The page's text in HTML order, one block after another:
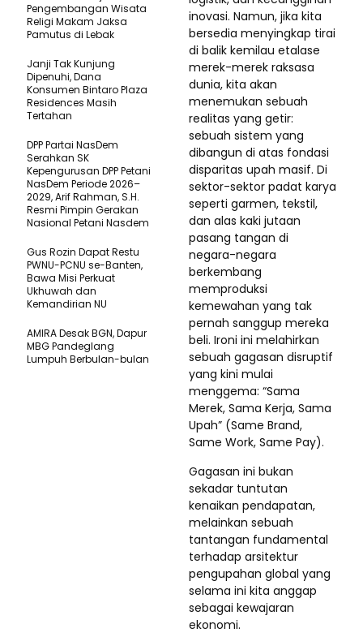
inovasi. Namun, jika kita
bersedia menyingkap tirai
di balik kemilau etalase
merek-merek raksasa
dunia, kita akan
menemukan sebuah
realitas yang getir:
sebuah sistem yang
dibangun di atas fondasi
disparitas upah masif. Di
sektor-sektor padat karya
seperti garmen, tekstil,
dan alas kaki jutaan
pasang tangan di
negara-negara
berkembang
memproduksi
kemewahan yang tak
pernah sanggup mereka
beli. Ironi ini melahirkan
sebuah gagasan disruptif
yang kini mulai
menggema: “Sama
Merek, Sama Kerja, Sama
Upah” (Same Brand,
Same Work, Same Pay).
Gagasan ini bukan
sekadar tuntutan
kenaikan pendapatan,
melainkan sebuah
tantangan fundamental
terhadap arsitektur
pengupahan global yang
selama ini kita anggap
sebagai kewajaran
ekonomi.
Pengembangan Wisata
Religi Makam Jaksa
Pamutus di Lebak
Janji Tak Kunjung
Dipenuhi, Dana
Konsumen Bintaro Plaza
Residences Masih
Tertahan
DPP Partai NasDem
Serahkan SK
Kepengurusan DPP Petani
NasDem Periode 2026–
2029, Arif Rahman, S.H.
Resmi Pimpin Gerakan
Nasional Petani Nasdem
Gus Rozin Dapat Restu
PWNU-PCNU se-Banten,
Bawa Misi Perkuat
Ukhuwah dan
Kemandirian NU
AMIRA Desak BGN, Dapur
MBG Pandeglang
Lumpuh Berbulan-bulan